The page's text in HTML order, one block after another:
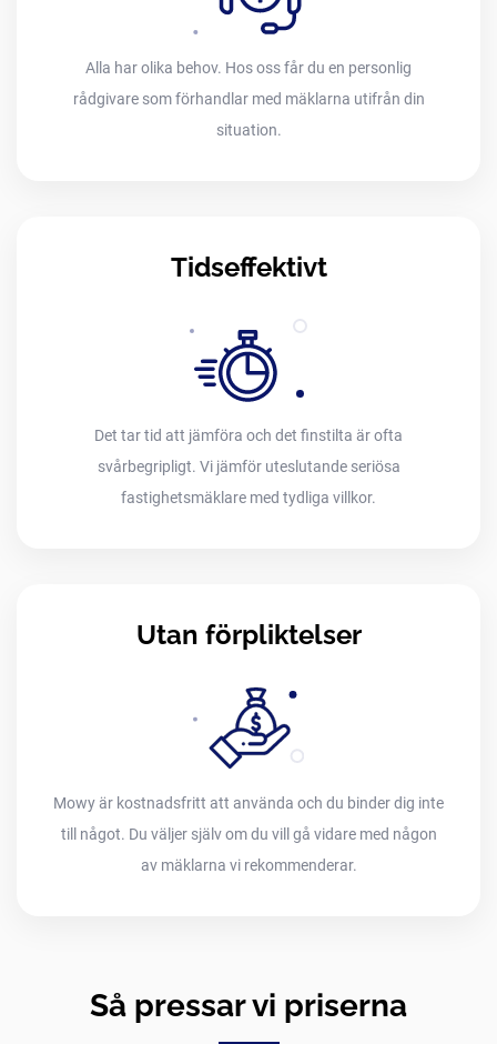
Alla har olika behov. Hos oss får du en personlig
rådgivare som förhandlar med mäklarna utifrån din
situation.
Tidseffektivt
Det tar tid att jämföra och det finstilta är ofta
svårbegripligt. Vi jämför uteslutande seriösa
fastighetsmäklare med tydliga villkor.
Utan förpliktelser
Mowy är kostnadsfritt att använda och du binder dig inte
till något. Du väljer själv om du vill gå vidare med någon
av mäklarna vi rekommenderar.
Så pressar vi priserna